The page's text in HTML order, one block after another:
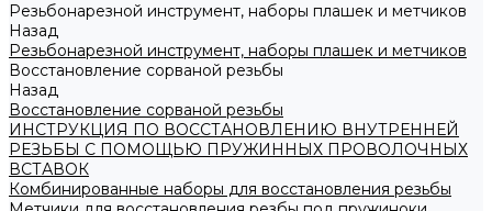
Резьбонарезной инструмент, наборы плашек и метчиков
Назад
Резьбонарезной инструмент, наборы плашек и метчиков
Восстановление сорваной резьбы
Назад
Восстановление сорваной резьбы
ИНСТРУКЦИЯ ПО ВОССТАНОВЛЕНИЮ ВНУТРЕННЕЙ
РЕЗЬБЫ С ПОМОЩЬЮ ПРУЖИННЫХ ПРОВОЛОЧНЫХ
ВСТАВОК
Комбинированные наборы для восстановления резьбы